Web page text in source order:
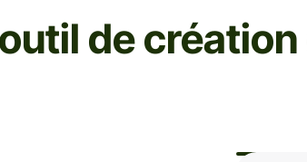
de